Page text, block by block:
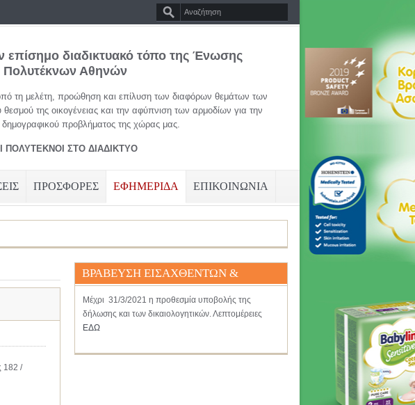
επίσημο διαδικτυακό τόπο της Ένωσης
Πολυτέκνων Αθηνών
τη μελέτη, προώθηση και επίλυση των διαφόρων θεμάτων των
της οικογένειας και την αφύπνιση των αρμοδίων για την
δημογραφικού προβλήματος της χώρας μας.
ΠΟΛΥΤΕΚΝΟΙ ΣΤΟ ΔΙΑΔΙΚΤΥΟ
ΠΡΟΣΦΟΡΕΣ ΕΦΗΜΕΡΙΔΑ ΕΠΙΚΟΙΝΩΝΙΑ
182 /
ΒΡΑΒΕΥΣΗ ΕΙΣΑΧΘΕΝΤΩΝ &
ΠΤΥΧΙΟΥΧΩΝ 2020 & 2021
Μέχρι 31/3/2021 η προθεσμία υποβολής της
δήλωσης και των δικαιολογητικών. Λεπτομέρειες
ΕΔΩ